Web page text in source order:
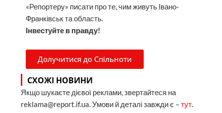
«Репортеру» писати про те, чим живуть Івано-
Франківськ та область.
Інвестуйте в правду!
Долучитися до Спільноти
СХОЖІ НОВИНИ
Якщо шукаєте дієвої реклами, звертайтеся на
reklama@report.if.ua. Умови й деталі завжди є –тут.